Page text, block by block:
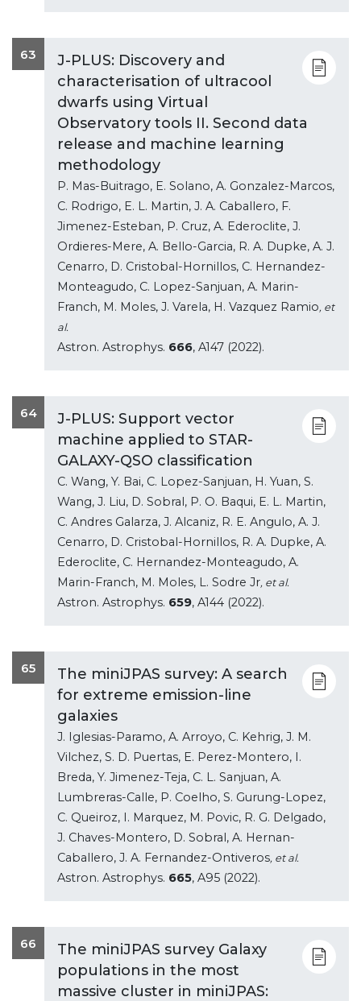
63
J-PLUS: Discovery and
characterisation of ultracool
dwarfs using Virtual
Observatory tools II. Second data
release and machine learning
methodology
P. Mas-Buitrago, E. Solano, A. Gonzalez-Marcos,
C. Rodrigo, E. L. Martin, J. A. Caballero, F.
Jimenez-Esteban, P. Cruz, A. Ederoclite, J.
Ordieres-Mere, A. Bello-Garcia, R. A. Dupke, A. J.
Cenarro, D. Cristobal-Hornillos, C. Hernandez-
Monteagudo, C. Lopez-Sanjuan, A. Marin-
Franch, M. Moles, J. Varela, H. Vazquez Ramio, et
al.
Astron. Astrophys. 666, A147 (2022).
64
J-PLUS: Support vector
machine applied to STAR-
GALAXY-QSO classification
C. Wang, Y. Bai, C. Lopez-Sanjuan, H. Yuan, S.
Wang, J. Liu, D. Sobral, P. O. Baqui, E. L. Martin,
C. Andres Galarza, J. Alcaniz, R. E. Angulo, A. J.
Cenarro, D. Cristobal-Hornillos, R. A. Dupke, A.
Ederoclite, C. Hernandez-Monteagudo, A.
Marin-Franch, M. Moles, L. Sodre Jr, et al.
Astron. Astrophys. 659, A144 (2022).
65
The miniJPAS survey: A search
for extreme emission-line
galaxies
J. Iglesias-Paramo, A. Arroyo, C. Kehrig, J. M.
Vilchez, S. D. Puertas, E. Perez-Montero, I.
Breda, Y. Jimenez-Teja, C. L. Sanjuan, A.
Lumbreras-Calle, P. Coelho, S. Gurung-Lopez,
C. Queiroz, I. Marquez, M. Povic, R. G. Delgado,
J. Chaves-Montero, D. Sobral, A. Hernan-
Caballero, J. A. Fernandez-Ontiveros, et al.
Astron. Astrophys. 665, A95 (2022).
66
The miniJPAS survey Galaxy
populations in the most
massive cluster in miniJPAS: